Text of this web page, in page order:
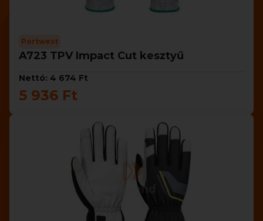
Portwest
A723 TPV Impact Cut kesztyű
Nettó: 4 674 Ft
5 936 Ft